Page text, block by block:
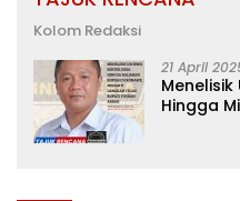
Kolom Redaksi
21 April
Menelisik
Hingga